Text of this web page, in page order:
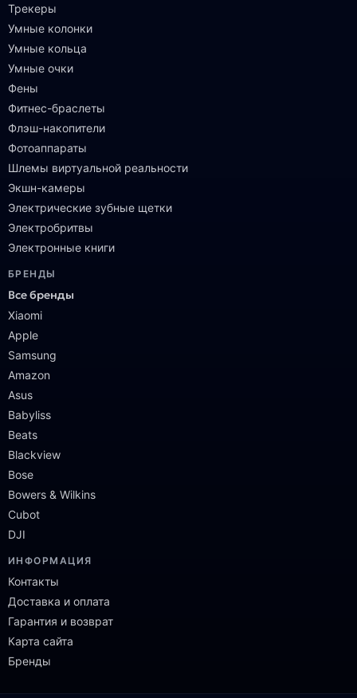
Трекеры
Умные колонки
Умные кольца
Умные очки
Фены
Фитнес-браслеты
Флэш-накопители
Фотоаппараты
Шлемы виртуальной реальности
Экшн-камеры
Электрические зубные щетки
Электробритвы
Электронные книги
БРЕНДЫ
Все бренды
Xiaomi
Apple
Samsung
Amazon
Asus
Babyliss
Beats
Blackview
Bose
Bowers & Wilkins
Cubot
DJI
ИНФОРМАЦИЯ
Контакты
Доставка и оплата
Гарантия и возврат
Карта сайта
Бренды